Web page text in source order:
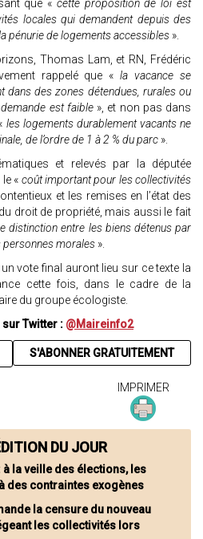
que « cette proposition de loi est
locales qui demandent depuis des
pénurie de logements accessibles ».
Thomas Lam, et RN, Frédéric
rappelé que « la vacance se
dans des zones détendues, rurales ou
est faible », et non pas dans
les logements durablement vacants ne
de l’ordre de 1 à 2 % du parc ».
et relevés par la députée
« coût important pour les collectivités
et les remises en l’état des
droit de propriété, mais aussi le fait
distinction entre les biens détenus par
personnes morales ».
vote final auront lieu sur ce texte la
cette fois, dans le cadre de la
du groupe écologiste.
sur Twitter : @Maireinfo2
S'ABONNER GRATUITEMENT
IMPRIMER
DU JOUR
la veille des élections, les
des contraintes exogènes
la censure du nouveau
les collectivités lors